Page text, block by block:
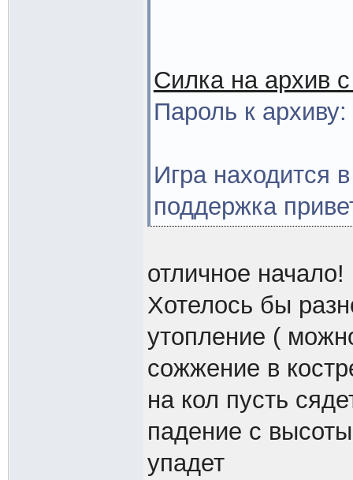
Силка на архив с
Пароль к
Игра находится
поддержка
отличное начало!
Хотелось бы
утопление (
сожжение в
на кол пусть
падение с
упадет